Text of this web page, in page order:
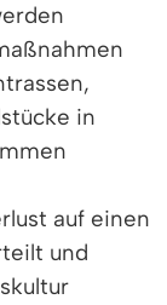
in
auf einen
und